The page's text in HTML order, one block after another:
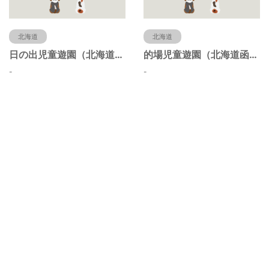
北海道
日の出児童遊園（北海道函館市）
-
北海道
的場児童遊園（北海道函館市）
-